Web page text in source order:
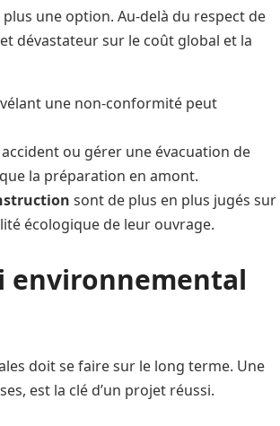
plus une option. Au-delà du respect de
dévastateur sur le coût global et la
une non-conformité peut
ou gérer une évacuation de
la préparation en amont.
sont de plus en plus jugés sur
écologique de leur ouvrage.
environnemental
doit se faire sur le long terme. Une
est la clé d’un projet réussi.